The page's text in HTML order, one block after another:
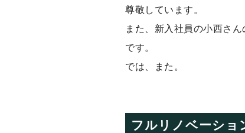
尊敬しています。
また、新入社員の小西さ
です。
では、また。
フルリノベーシ